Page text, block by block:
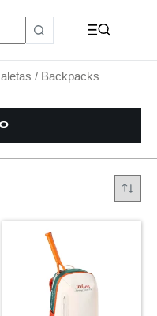
/ Backpacks